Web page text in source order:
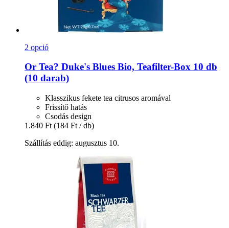
2 opció
Or Tea? Duke's Blues Bio, Teafilter-​Box 10 db
(10 darab)
Klasszikus fekete tea citrusos aromával
Frissítő hatás
Csodás design
1.840 Ft (184 Ft / db)
Szállítás eddig: augusztus 10.